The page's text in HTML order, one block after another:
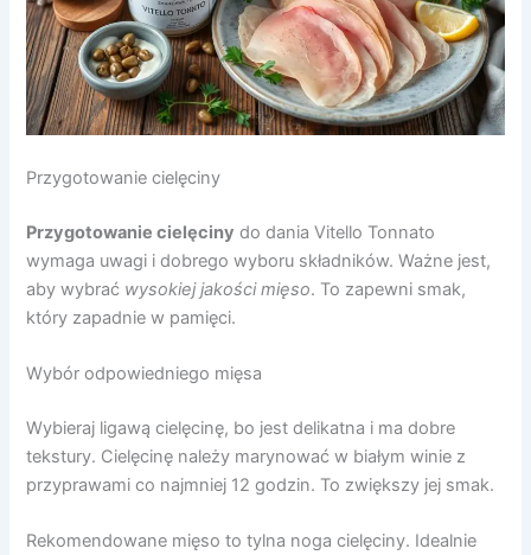
Przygotowanie cielęciny
Przygotowanie cielęciny do dania Vitello Tonnato
wymaga uwagi i dobrego wyboru składników. Ważne jest,
aby wybrać wysokiej jakości mięso. To zapewni smak,
który zapadnie w pamięci.
Wybór odpowiedniego mięsa
Wybieraj ligawą cielęcinę, bo jest delikatna i ma dobre
tekstury. Cielęcinę należy marynować w białym winie z
przyprawami co najmniej 12 godzin. To zwiększy jej smak.
Rekomendowane mięso to tylna noga cielęciny. Idealnie